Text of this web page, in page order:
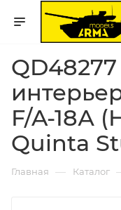
F/A-18А
Quinta
Главная — Каталог